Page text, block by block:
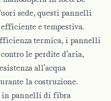
sede, questi pannelli
e tempestiva.
termica, i pannelli
le perdite d'aria,
all'acqua
la costruzione.
in pannelli di fibra